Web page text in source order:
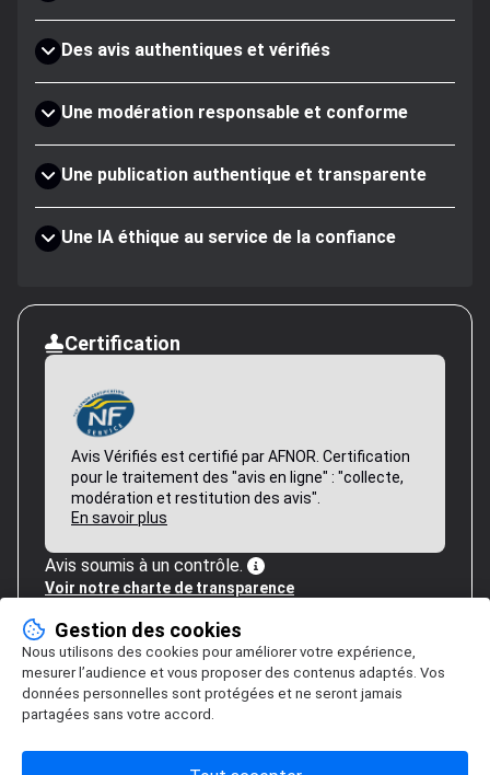
Des avis authentiques et vérifiés
Une modération responsable et conforme
Une publication authentique et transparente
Une IA éthique au service de la confiance
Certification
Avis Vérifiés est certifié par AFNOR. Certification
pour le traitement des "avis en ligne" : "collecte,
modération et restitution des avis".
En savoir plus
Avis soumis à un contrôle.
Voir notre charte de transparence
Gestion des cookies
Nous utilisons des cookies pour améliorer votre expérience,
mesurer l’audience et vous proposer des contenus adaptés. Vos
données personnelles sont protégées et ne seront jamais
partagées sans votre accord.